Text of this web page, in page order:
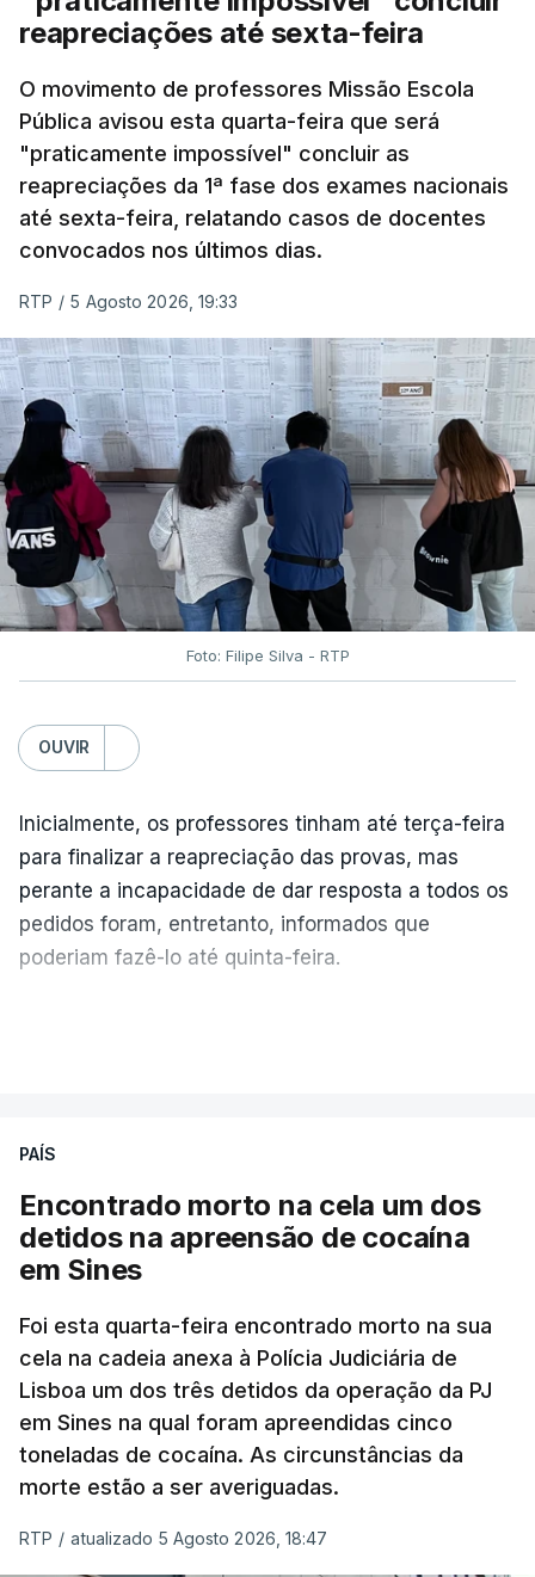
reapreciações até sexta-feira
O movimento de professores Missão Escola
Pública avisou esta quarta-feira que será
"praticamente impossível" concluir as
reapreciações da 1ª fase dos exames nacionais
até sexta-feira, relatando casos de docentes
convocados nos últimos dias.
RTP / 5 Agosto 2026, 19:33
Foto: Filipe Silva - RTP
OUVIR
Inicialmente, os professores tinham até terça-feira
para finalizar a reapreciação das provas, mas
perante a incapacidade de dar resposta a todos os
pedidos foram, entretanto, informados que
poderiam fazê-lo até quinta-feira.
No domingo, estavam concluídos cerca de 50 por
cento dos mais de 20 mil pedidos de reapreciação,
mas Cristina Mota, porta-voz da Missão Escola
Pública, tem dúvidas de que o processo esteja
"Durante o fim de semana e nos últimos dias,
apercebamo-nos que ainda estão a ser
convocados professores para reapreciações"
disse a professora à agência Lusa."Será
praticamente impossível termos a totalidade
PAÍS
Encontrado morto na cela um dos
detidos na apreensão de cocaína
em Sines
Foi esta quarta-feira encontrado morto na sua
cela na cadeia anexa à Polícia Judiciária de
Lisboa um dos três detidos da operação da PJ
em Sines na qual foram apreendidas cinco
toneladas de cocaína. As circunstâncias da
morte estão a ser averiguadas.
RTP / atualizado 5 Agosto 2026, 18:47